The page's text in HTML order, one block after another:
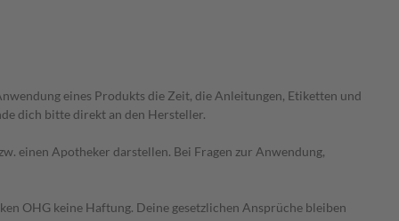
eines Produkts die Zeit, die Anleitungen, Etiketten und
dich bitte direkt an den Hersteller.
einen Apotheker darstellen. Bei Fragen zur Anwendung,
OHG keine Haftung. Deine gesetzlichen Ansprüche bleiben